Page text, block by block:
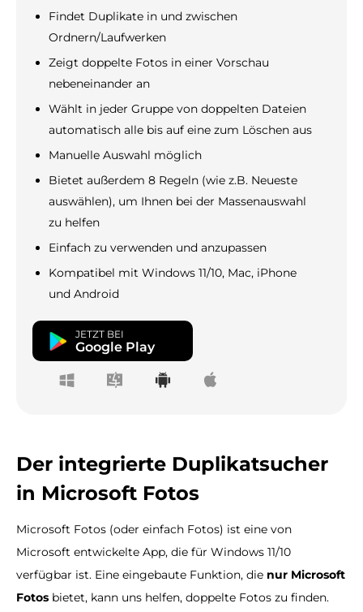
Findet Duplikate in und zwischen
Ordnern/Laufwerken
Zeigt doppelte Fotos in einer Vorschau
nebeneinander an
Wählt in jeder Gruppe von doppelten Dateien
automatisch alle bis auf eine zum Löschen aus
Manuelle Auswahl möglich
Bietet außerdem 8 Regeln (wie z.B. Neueste
auswählen), um Ihnen bei der Massenauswahl
zu helfen
Einfach zu verwenden und anzupassen
Kompatibel mit Windows 11/10, Mac, iPhone
und Android
JETZT BEI
Google Play
Der integrierte Duplikatsucher
in Microsoft Fotos
Microsoft Fotos (oder einfach Fotos) ist eine von
Microsoft entwickelte App, die für Windows 11/10
verfügbar ist. Eine eingebaute Funktion, die nur Microsoft
Fotos bietet, kann uns helfen, doppelte Fotos zu finden.